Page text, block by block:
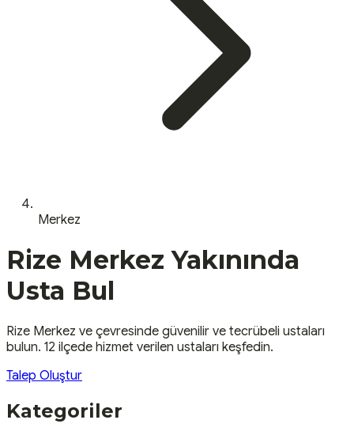
Merkez
Rize Merkez Yakınında
Usta Bul
Rize Merkez ve çevresinde güvenilir ve tecrübeli ustaları
bulun. 12 ilçede hizmet verilen ustaları keşfedin.
Talep Oluştur
Kategoriler